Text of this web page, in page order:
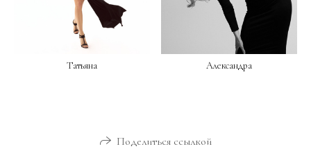
Татьяна Александра
Поделиться ссылкой